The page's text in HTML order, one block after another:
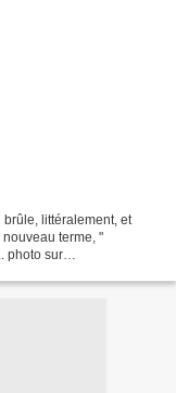
littéralement, et
terme, "
photo sur